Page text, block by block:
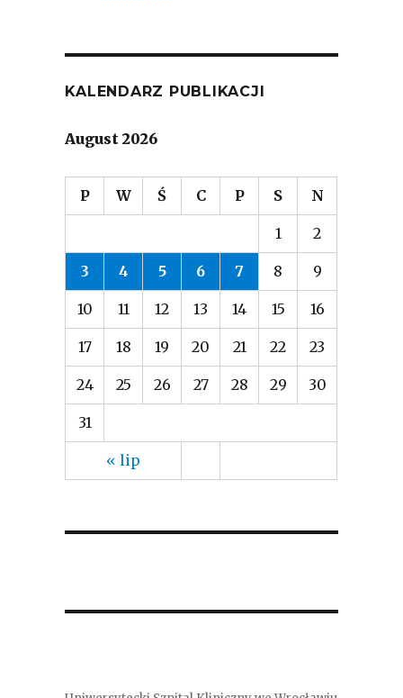
KALENDARZ PUBLIKACJI
August 2026
P W Ś C P S N
« lip
1 2
3 4 5 6 7 8 9
10 11 12 13 14 15 16
17 18 19 20 21 22 23
24 25 26 27 28 29 30
31